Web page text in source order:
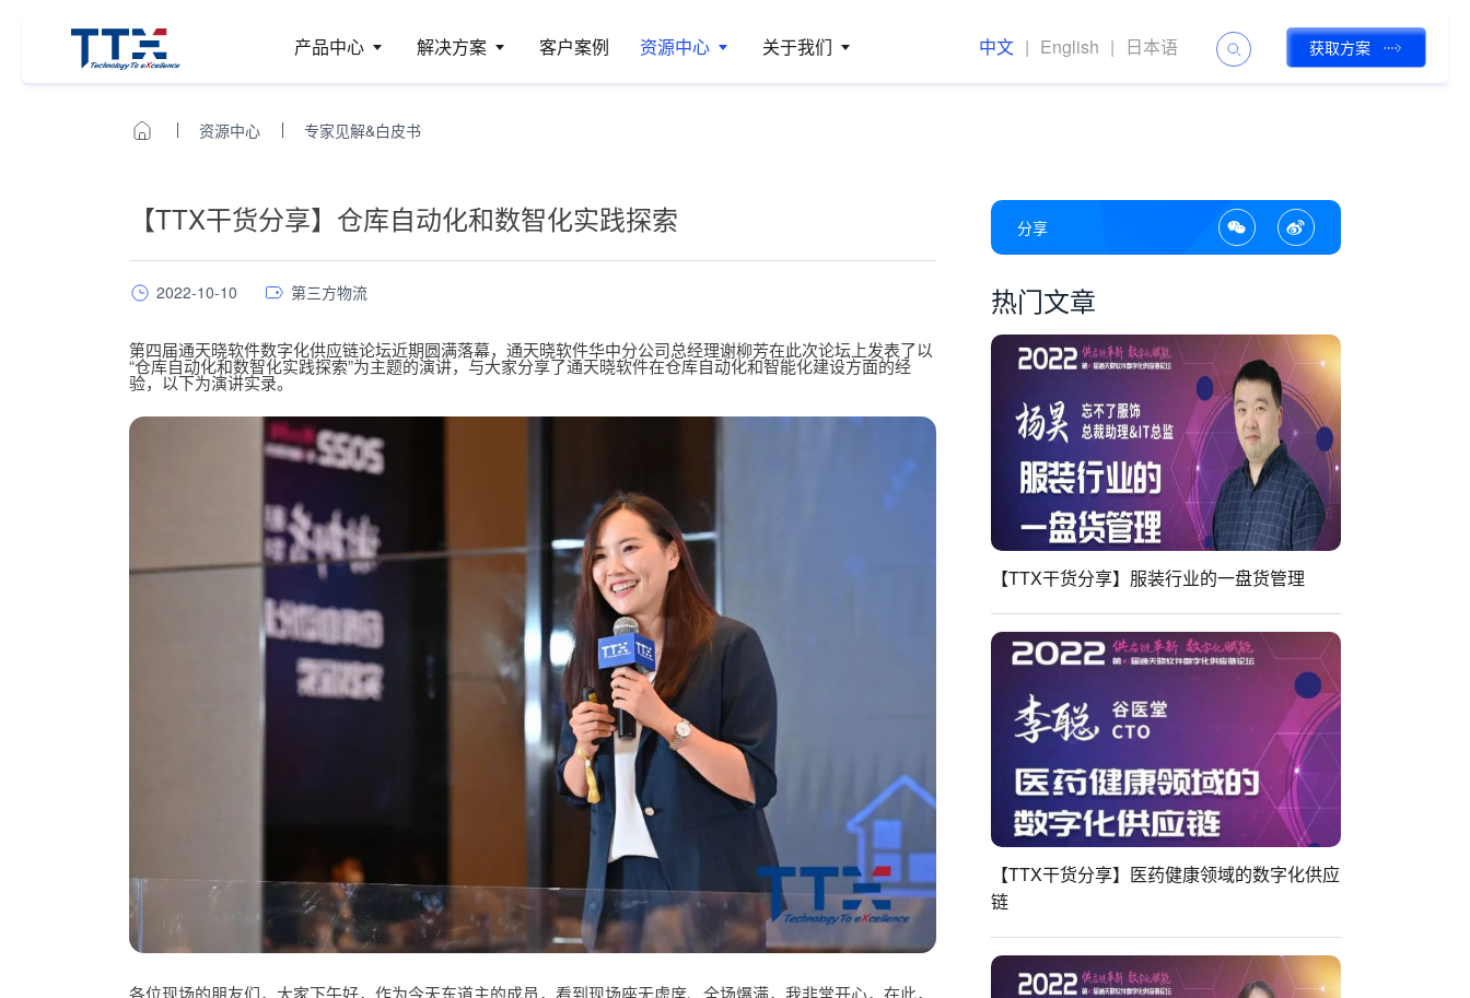
产品中心 解决方案 客户案例 资源中心 关于我们 中文 | English | 日本语 获取方案
资源中心 专家见解&白皮书
【TTX干货分享】仓库自动化和数智化实践探索
2022-10-10 第三方物流
第四届通天晓软件数字化供应链论坛近期圆满落幕，通天晓软件华中分公司总经理谢柳芳在此次论坛上发表了以
“仓库自动化和数智化实践探索”为主题的演讲，与大家分享了通天晓软件在仓库自动化和智能化建设方面的经
验，以下为演讲实录。
各位现场的朋友们，大家下午好，作为今天东道主的成员，看到现场座无虚席、全场爆满，我非常开心，在此，
分享
热门文章
【TTX干货分享】服装行业的一盘货管理
【TTX干货分享】医药健康领域的数字化供应
链